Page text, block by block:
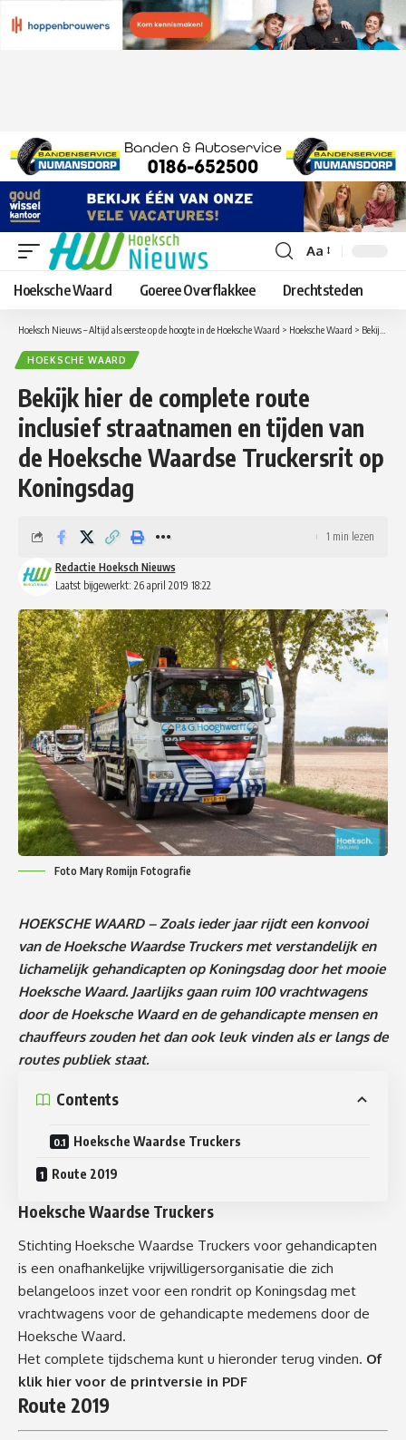
Lettergrootte
aanpassen
Aa
Hoeksche Waard Goeree Overflakkee Drechtsteden
Hoeksch Nieuws – Altijd als eerste op de hoogte in de Hoeksche Waard > Hoeksche Waard > Bekijk hier de complete route inclusief straatnamen en tijden van de Hoeksche Waardse Truckersrit op Koningsdag
HOEKSCHE WAARD
Bekijk hier de complete route
inclusief straatnamen en tijden van
de Hoeksche Waardse Truckersrit op
Koningsdag
Laatst bijgewerkt: 26 april 2019 18:22
Redactie Hoeksch Nieuws
1 min lezen
Foto Mary Romijn Fotografie
HOEKSCHE WAARD – Zoals ieder jaar rijdt een konvooi
van de Hoeksche Waardse Truckers met verstandelijk en
lichamelijk gehandicapten op Koningsdag door het mooie
Hoeksche Waard. Jaarlijks gaan ruim 100 vrachtwagens
door de Hoeksche Waard en de gehandicapte mensen en
chauffeurs zouden het dan ook leuk vinden als er langs de
routes publiek staat.
Contents
Hoeksche Waardse Truckers
Route 2019
Hoeksche Waardse Truckers
Stichting Hoeksche Waardse Truckers voor gehandicapten
is een onafhankelijke vrijwilligersorganisatie die zich
belangeloos inzet voor een rondrit op Koningsdag met
vrachtwagens voor de gehandicapte medemens door de
Hoeksche Waard.
Het complete tijdschema kunt u hieronder terug vinden. Of
klik hier voor de printversie in PDF
Route 2019